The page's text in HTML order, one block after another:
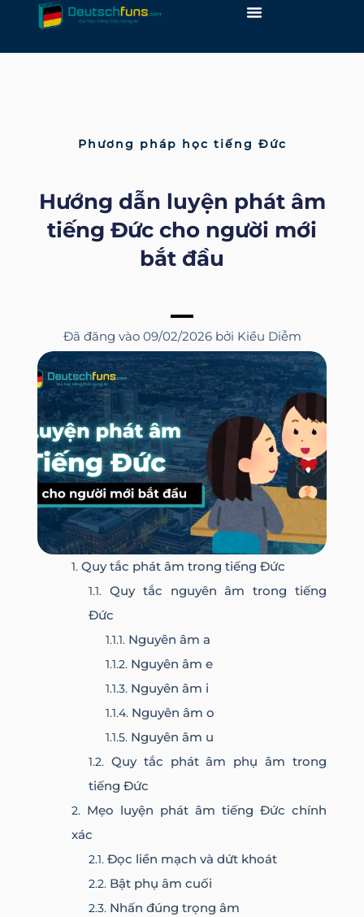
Phương pháp học tiếng Đức
Hướng dẫn luyện phát âm
tiếng Đức cho người mới
bắt đầu
Đã đăng vào 09/02/2026 bởi Kiều Diễm
Quy tắc phát âm trong tiếng Đức
Quy tắc nguyên âm trong tiếng
Đức
Nguyên âm a
Nguyên âm e
Nguyên âm i
Nguyên âm o
Nguyên âm u
Quy tắc phát âm phụ âm trong
tiếng Đức
Mẹo luyện phát âm tiếng Đức chính
xác
Đọc liền mạch và dứt khoát
Bật phụ âm cuối
Nhấn đúng trọng âm